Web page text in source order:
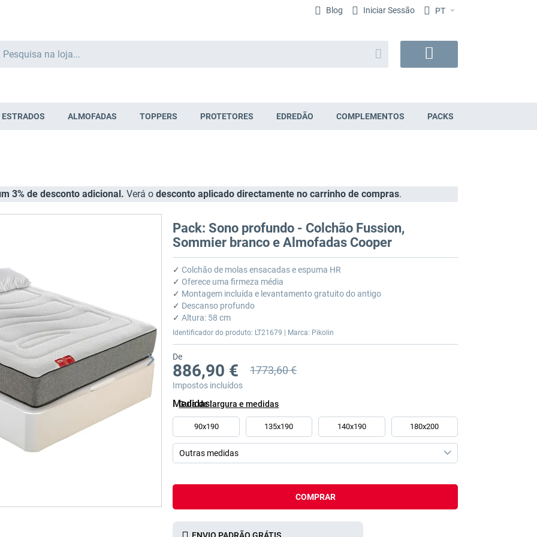
Blog Iniciar Sessão PT
Search
ESTRADOS ALMOFADAS TOPPERS PROTETORES EDREDÃO COMPLEMENTOS PACKS
3% de desconto adicional. Verá o desconto aplicado directamente no carrinho de compras.
Pack: Sono profundo - Colchão Fussion,
Sommier branco e Almofadas Cooper
✓Colchão de molas ensacadas e espuma HR
✓ Oferece uma firmeza média
✓ Montagem incluída e levantamento gratuito do antigo
✓ Descanso profundo
✓ Altura: 58 cm
Identificador do produto: LT21679 | Marca: Pikolin
De
886,90 € Preço anterior
1773,60 €
Impostos incluídos
Guía de largura e medidas
Medidas
90x190 135x190 140x190 180x200
COMPRAR